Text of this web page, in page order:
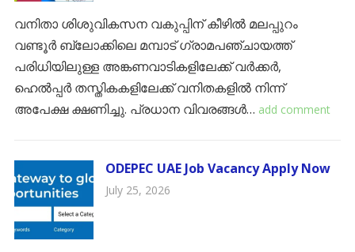
വനിതാ ശിശുവികസന വകുപ്പിന് കീഴിൽ മലപ്പുറം
വണ്ടൂർ ബ്ലോക്കിലെ മമ്പാട് ഗ്രാമപഞ്ചായത്ത്
പരിധിയിലുള്ള അങ്കണവാടികളിലേക്ക് വർക്കർ,
ഹെൽപ്പർ തസ്തികകളിലേക്ക് വനിതകളിൽ നിന്ന്
അപേക്ഷ ക്ഷണിച്ചു. ​പ്രധാന വിവരങ്ങൾ… add comment
ODEPEC UAE Job Vacancy Apply Now
July 25, 2026